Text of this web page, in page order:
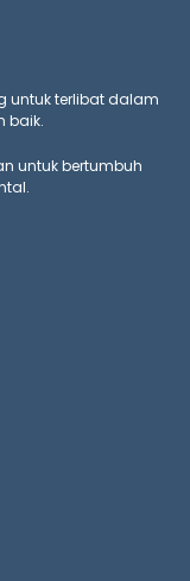
untuk terlibat dalam
baik.
untuk bertumbuh